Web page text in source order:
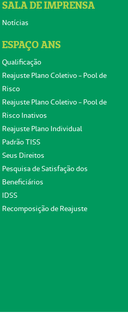
SALA DE IMPRENSA
Notícias
ESPAÇO ANS
Qualificação
Reajuste Plano Coletivo - Pool de
Risco
Reajuste Plano Coletivo - Pool de
Risco Inativos
Reajuste Plano Individual
Padrão TISS
Seus Direitos
Pesquisa de Satisfação dos
Beneficiários
IDSS
Recomposição de Reajuste